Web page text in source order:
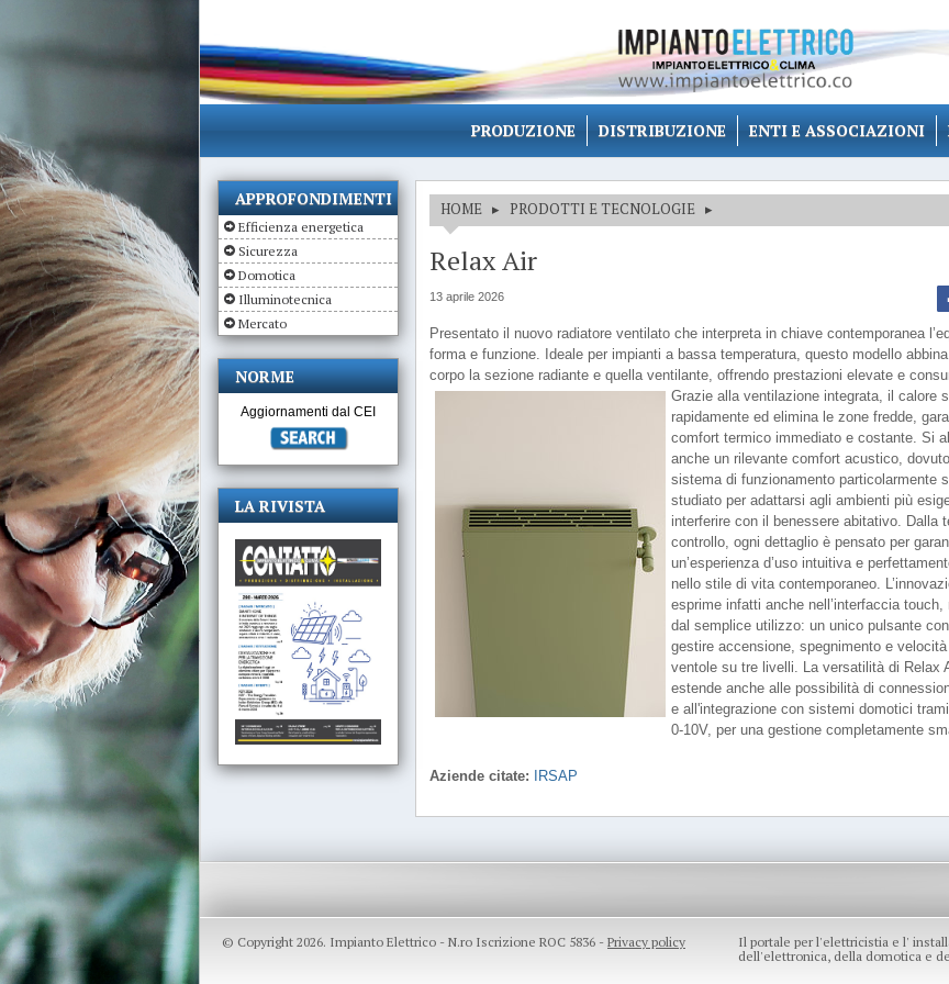
PRODUZIONE DISTRIBUZIONE ENTI E ASSOCIAZIONI
HOME ▸ PRODOTTI E TECNOLOGIE ▸
Relax Air
13 aprile 2026
Presentato il nuovo radiatore ventilato che interpreta in chiave contemporanea
forma e funzione. Ideale per impianti a bassa temperatura, questo modello
corpo la sezione radiante e quella ventilante, offrendo prestazioni elevate e
Grazie alla ventilazione integrata, il calore
rapidamente ed elimina le zone fredde,
comfort termico immediato e costante. Si
anche un rilevante comfort acustico,
sistema di funzionamento particolarmente
studiato per adattarsi agli ambienti più
interferire con il benessere abitativo. Dalla
controllo, ogni dettaglio è pensato per
un’esperienza d’uso intuitiva e
nello stile di vita contemporaneo.
esprime infatti anche nell’interfaccia touch,
dal semplice utilizzo: un unico pulsante
gestire accensione, spegnimento e
ventole su tre livelli. La versatilità di Relax
estende anche alle possibilità di
e all'integrazione con sistemi domotici
0-10V, per una gestione completamente
Aziende citate: IRSAP
APPROFONDIMENTI
Efficienza energetica
Sicurezza
Domotica
Illuminotecnica
Mercato
NORME
Aggiornamenti dal CEI
LA RIVISTA
© Copyright 2026. Impianto Elettrico - N.ro Iscrizione ROC 5836 - Privacy policy
Il portale per l'elettricistia e l'
dell'elettronica, della domotica e